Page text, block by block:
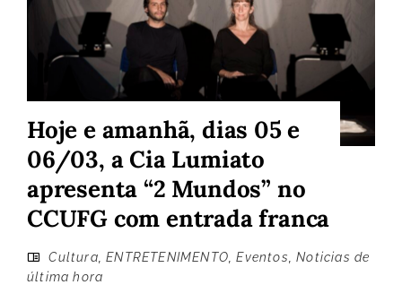
Hoje e amanhã, dias 05 e
06/03, a Cia Lumiato
apresenta “2 Mundos” no
CCUFG com entrada franca
Cultura ,ENTRETENIMENTO ,Eventos ,Noticias de
última hora